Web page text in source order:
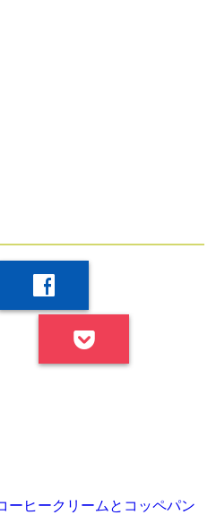
facebook
ーヒークリームとコッペパン